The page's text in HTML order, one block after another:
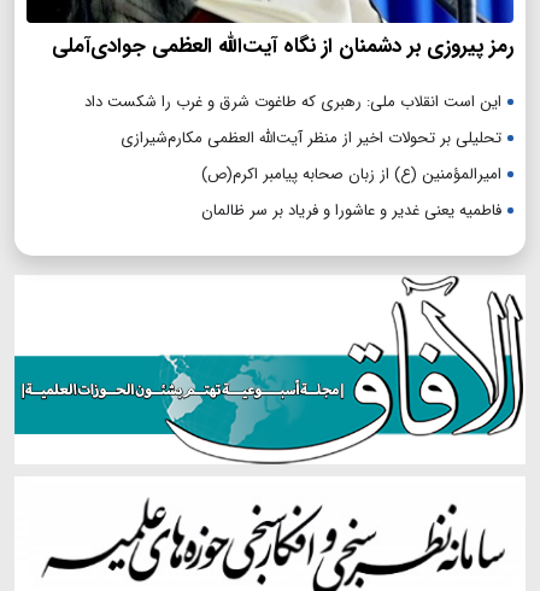
رمز پیروزی بر دشمنان از نگاه آیت‌الله العظمی جوادی‌آملی
این است انقلاب ملی: رهبری که طاغوت شرق و غرب را شکست داد
تحلیلی بر تحولات اخیر از منظر آیت‌الله العظمی مکارم‌شیرازی
امیرالمؤمنین (ع) از زبان صحابه پیامبر اکرم(ص)
فاطمیه یعنی غدیر و عاشورا و فریاد بر سر ظالمان